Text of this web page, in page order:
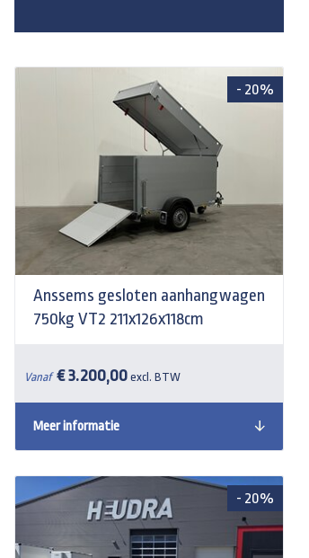
- 20%
Anssems gesloten aanhangwagen
750kg VT2 211x126x118cm
Vanaf € 3.200,00 excl. BTW
Meer informatie
- 20%